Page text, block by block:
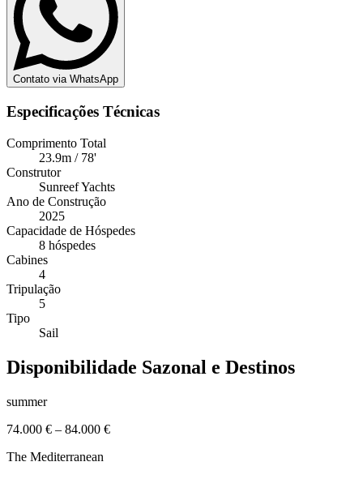
Contato via WhatsApp
Especificações Técnicas
Comprimento Total
23.9m / 78'
Construtor
Sunreef Yachts
Ano de Construção
2025
Capacidade de Hóspedes
8 hóspedes
Cabines
4
Tripulação
5
Tipo
Sail
Disponibilidade Sazonal e Destinos
summer
74.000 € – 84.000 €
The Mediterranean